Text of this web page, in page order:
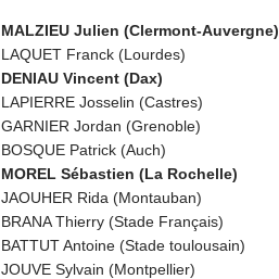
MALZIEU Julien (Clermont-Auvergne)
LAQUET Franck (Lourdes)
DENIAU Vincent (Dax)
LAPIERRE Josselin (Castres)
GARNIER Jordan (Grenoble)
BOSQUE Patrick (Auch)
MOREL Sébastien (La Rochelle)
JAOUHER Rida (Montauban)
BRANA Thierry (Stade Français)
BATTUT Antoine (Stade toulousain)
JOUVE Sylvain (Montpellier)